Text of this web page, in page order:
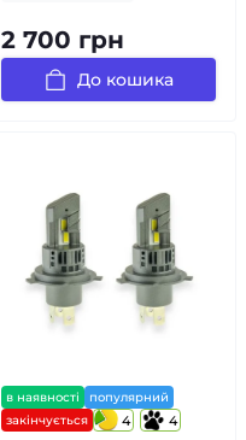
2 700 грн
До кошика
в наявності
популярний
закінчується
4 4